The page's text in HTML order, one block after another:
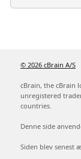
© 2026 cBrain A/S
cBrain, the cBrain
unregistered
countries.
Denne side
Siden blev senest